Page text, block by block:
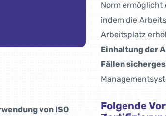
von ISO
Norm ermöglicht
indem die
Arbeitsplatz
Einhaltung der
Fällen
Folgende